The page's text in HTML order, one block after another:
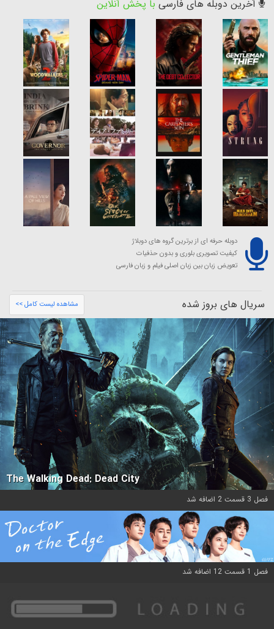
آخرین دوبله های فارسی با پخش آنلاین
دوبله حرفه ای از برترین گروه های دوبلاژ
کیفیت تصویری بلوری و بدون حذفیات
تعویض زبان بین زبان اصلی فیلم و زبان فارسی
سریال های بروز شده مشاهده لیست کامل >>
The Walking Dead: Dead City
فصل 3 قسمت 2 اضافه شد
فصل 1 قسمت 12 اضافه شد